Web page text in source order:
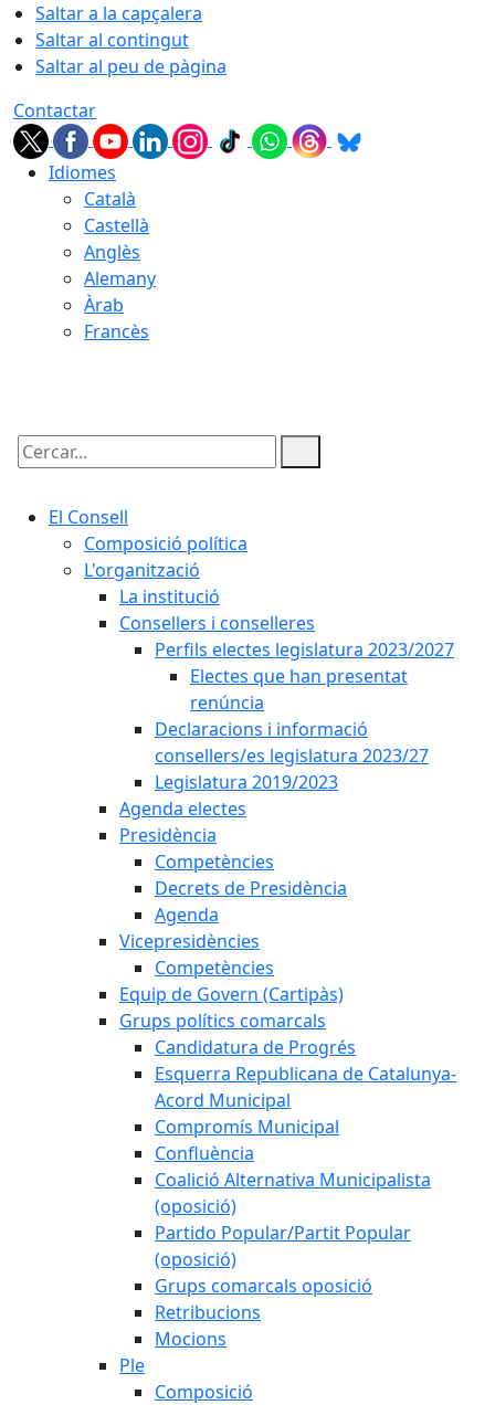
Saltar a la capçalera
Saltar al contingut
Saltar al peu de pàgina
Contactar
Idiomes
Català
Castellà
Anglès
Alemany
Àrab
Francès
Cercar:
El Consell
Composició política
L'organització
La institució
Consellers i conselleres
Perfils electes legislatura 2023/2027
Electes que han presentat
renúncia
Declaracions i informació
consellers/es legislatura 2023/27
Legislatura 2019/2023
Agenda electes
Presidència
Competències
Decrets de Presidència
Agenda
Vicepresidències
Competències
Equip de Govern (Cartipàs)
Grups polítics comarcals
Candidatura de Progrés
Esquerra Republicana de Catalunya-
Acord Municipal
Compromís Municipal
Confluència
Coalició Alternativa Municipalista
(oposició)
Partido Popular/Partit Popular
(oposició)
Grups comarcals oposició
Retribucions
Mocions
Ple
Composició